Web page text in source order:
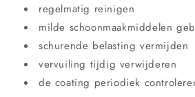
regelmatig reinigen
milde schoonmaakmiddelen
schurende belasting vermijden
vervuiling tijdig verwijderen
de coating periodiek